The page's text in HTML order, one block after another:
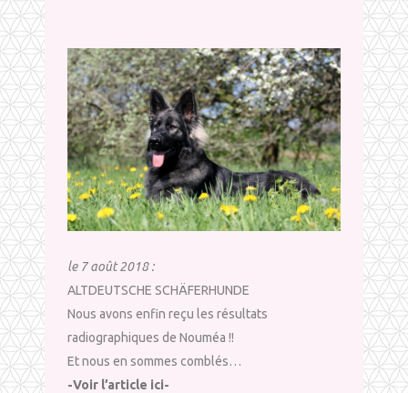
le 7 août 2018 :
ALTDEUTSCHE SCHÄFERHUNDE
Nous avons enfin reçu les résultats
radiographiques de Nouméa !!
Et nous en sommes comblés…
-Voir l’article ici-